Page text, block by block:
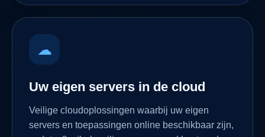
Uw eigen servers in de cloud
servers en toepassingen online beschikbaar zijn,
zodat u flexibel, veilig en van overal kunt werken.